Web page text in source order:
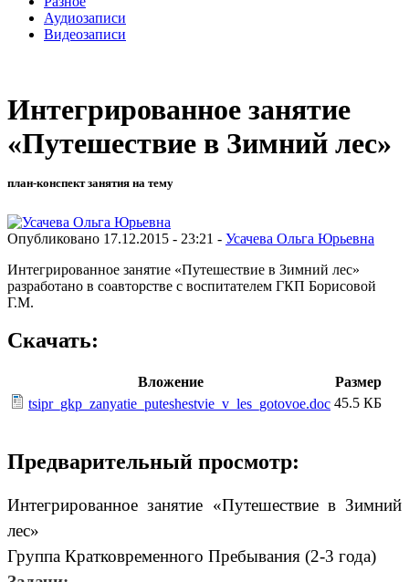
Аудиозаписи
Видеозаписи
Интегрированное занятие
«Путешествие в Зимний лес»
план-конспект занятия на тему
Опубликовано 17.12.2015 - 23:21 - Усачева Ольга Юрьевна
Интегрированное занятие «Путешествие в Зимний лес»
разработано в соавторстве с воспитателем ГКП Борисовой
Г.М.
Скачать:
Вложение
Размер
tsipr_gkp_zanyatie_puteshestvie_v_les_gotovoe.doc 45.5 КБ
Предварительный просмотр:
Интегрированное занятие «Путешествие в Зимний
лес»
Группа Кратковременного Пребывания (2-3 года)